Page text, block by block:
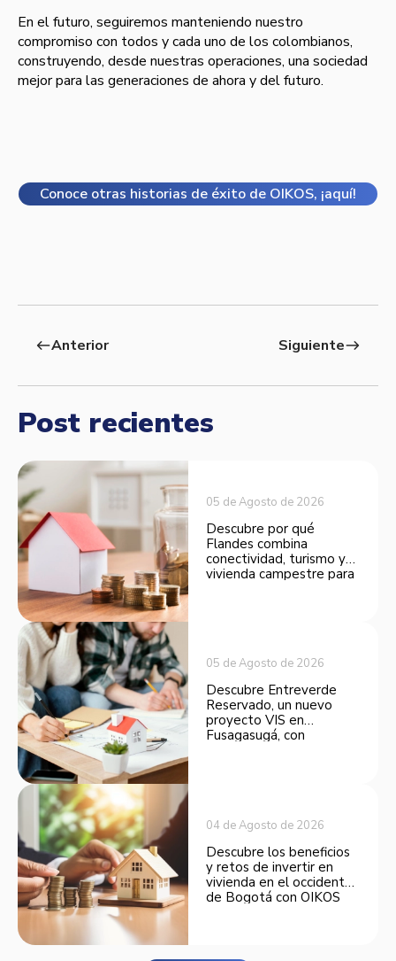
En el futuro, seguiremos manteniendo nuestro
compromiso con todos y cada uno de los colombianos,
construyendo, desde nuestras operaciones, una sociedad
mejor para las generaciones de ahora y del futuro.
Conoce otras historias de éxito de OIKOS, ¡aquí!
westAnterior Siguienteeast
Post recientes
05 de Agosto de 2026
Descubre por qué
Flandes combina
conectividad, turismo y
vivienda campestre para
05 de Agosto de 2026
Descubre Entreverde
Reservado, un nuevo
proyecto VIS en
Fusagasugá, con
04 de Agosto de 2026
Descubre los beneficios
y retos de invertir en
vivienda en el occidente
de Bogotá con OIKOS